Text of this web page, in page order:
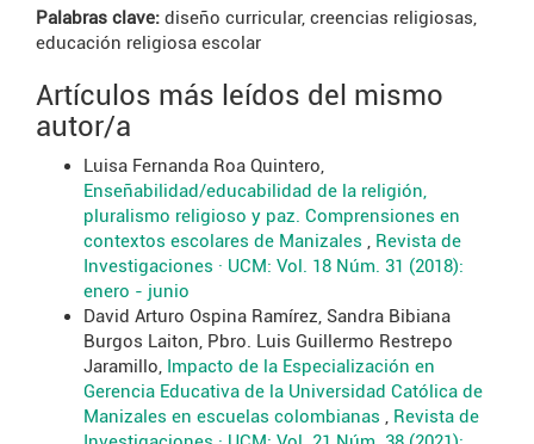
Palabras clave: diseño curricular, creencias religiosas,
educación religiosa escolar
Artículos más leídos del mismo
autor/a
Luisa Fernanda Roa Quintero,
Enseñabilidad/educabilidad de la religión,
pluralismo religioso y paz. Comprensiones en
contextos escolares de Manizales , Revista de
Investigaciones · UCM: Vol. 18 Núm. 31 (2018):
enero - junio
David Arturo Ospina Ramírez, Sandra Bibiana
Burgos Laiton, Pbro. Luis Guillermo Restrepo
Jaramillo, Impacto de la Especialización en
Gerencia Educativa de la Universidad Católica de
Manizales en escuelas colombianas , Revista de